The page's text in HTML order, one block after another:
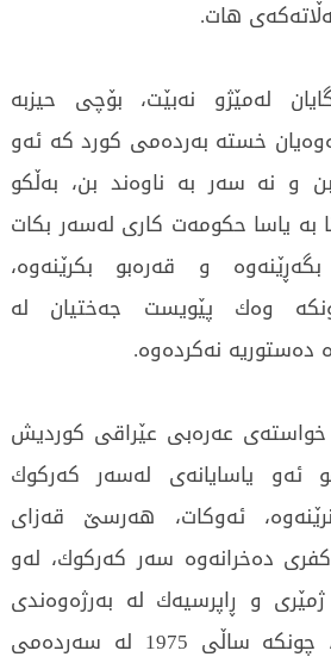
هات.
له‌مێژو نه‌بێت، بۆچی‌ حیزبه‌
خسته‌ به‌رده‌می‌ كورد كه‌ ئه‌و
و نه‌ سه‌ر به‌ ناوه‌ند بن، به‌ڵكو
به‌ یاسا حكومه‌ت كاری‌ له‌سه‌ر بكات
و قه‌ره‌بو بكرێنه‌وه‌،
وه‌ك پێویست جه‌ختیان له‌
ده‌ستوریه‌ نه‌كرده‌وه‌.
خواسته‌ی‌ عه‌ره‌بی‌ عێراقی‌ كوردیش
ئه‌و یاسایانه‌ی‌ له‌سه‌ر كه‌ركوك
ئه‌وكات، هه‌رسێ‌ قه‌زای‌
ده‌خرانه‌وه‌ سه‌ر كه‌ركوك، له‌و
و ڕاپرسیه‌ك له‌ به‌رژه‌وه‌ندی‌
كورد كۆتایی‌ ده‌هات، چونكه‌ ساڵی‌ 1975 له‌ سه‌رده‌می‌